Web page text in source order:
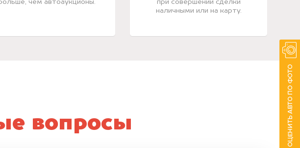
чем автоаукционы.
при совершении сделки
наличными или на карту.
вопросы